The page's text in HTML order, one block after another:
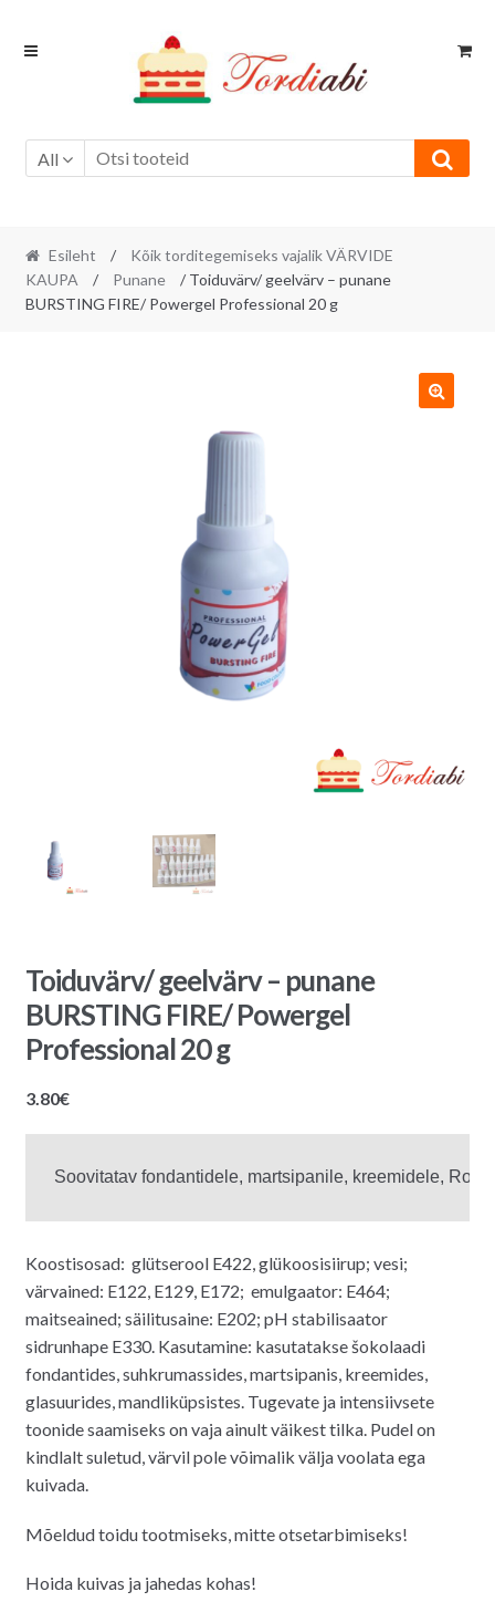
Skip
Skip
All
Esileht /
Kõik torditegemiseks vajalik VÄRVIDE
KAUPA
/ Punane
/ Toiduvärv/ geelvärv – punane
BURSTING FIRE/ Powergel Professional 20 g
Toiduvärv/ geelvärv – punane
BURSTING FIRE/ Powergel
Professional 20 g
3.80€
Koostisosad: glütserool E422, glükoosisiirup; vesi;
värvained: E122, E129, E172; emulgaator: E464;
maitseained; säilitusaine: E202; pH stabilisaator
sidrunhape E330. Kasutamine: kasutatakse šokolaadi
fondantides, suhkrumassides, martsipanis, kreemides,
glasuurides, mandliküpsistes. Tugevate ja intensiivsete
toonide saamiseks on vaja ainult väikest tilka. Pudel on
kindlalt suletud, värvil pole võimalik välja voolata ega
kuivada.
Mõeldud toidu tootmiseks, mitte otsetarbimiseks!
Hoida kuivas ja jahedas kohas!